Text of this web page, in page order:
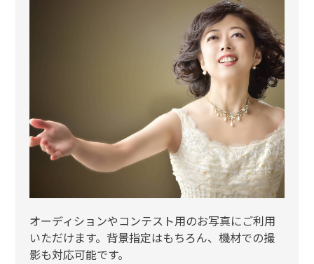
オーディションやコンテスト用のお写真にご利用
いただけます。背景指定はもちろん、機材での撮
影も対応可能です。